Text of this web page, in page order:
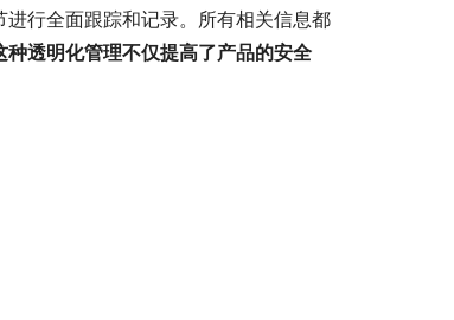
进行全面跟踪和记录。所有相关信息都
种透明化管理不仅提高了产品的安全